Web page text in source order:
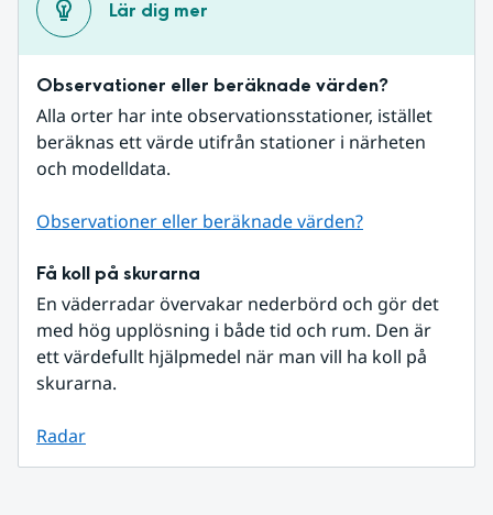
Lär dig mer
Observationer eller beräknade värden?
Alla orter har inte observationsstationer, istället
beräknas ett värde utifrån stationer i närheten
och modelldata.
Observationer eller beräknade värden?
Få koll på skurarna
En väderradar övervakar nederbörd och gör det
med hög upplösning i både tid och rum. Den är
ett värdefullt hjälpmedel när man vill ha koll på
skurarna.
Radar